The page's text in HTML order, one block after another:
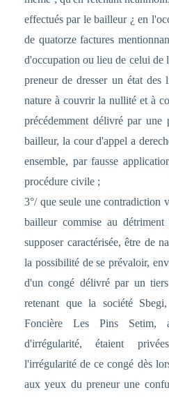
effectués par le bailleur ¿ en
de quatorze factures
d'occupation ou lieu de celui de
preneur de dresser un état des
nature à couvrir la nullité et à
précédemment délivré par une
bailleur, la cour d'appel a
ensemble, par fausse
procédure civile ;
3°/ que seule une contradiction
bailleur commise au
supposer caractérisée, être de
la possibilité de se prévaloir,
d'un congé délivré par un
retenant que la société
Foncière Les Pins Setim,
d'irrégularité, étaient
l'irrégularité de ce congé dès
aux yeux du preneur une